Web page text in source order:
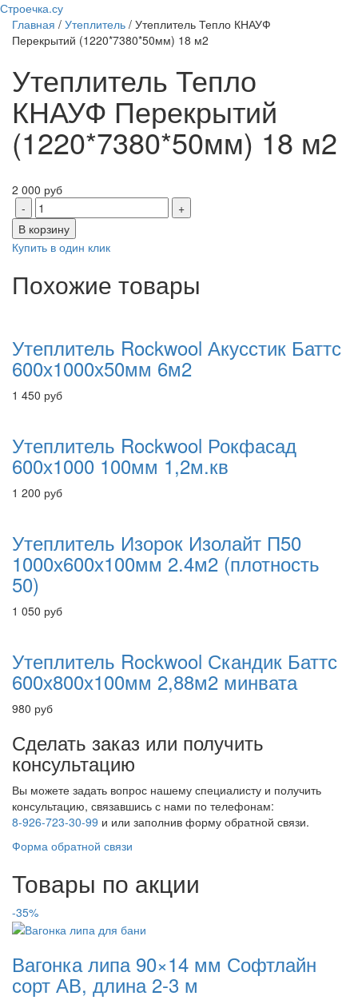
Строечка.су
Главная / Утеплитель / Утеплитель Тепло КНАУФ
Перекрытий (1220*7380*50мм) 18 м2
Утеплитель Тепло
КНАУФ Перекрытий
(1220*7380*50мм) 18 м2
2 000 руб
В корзину
Купить в один клик
Похожие товары
Утеплитель Rockwool Акусстик Баттс
600х1000х50мм 6м2
1 450 руб
Утеплитель Rockwool Рокфасад
600х1000 100мм 1,2м.кв
1 200 руб
Утеплитель Изорок Изолайт П50
1000х600х100мм 2.4м2 (плотность
50)
1 050 руб
Утеплитель Rockwool Скандик Баттс
600х800х100мм 2,88м2 минвата
980 руб
Сделать заказ или получить
консультацию
Вы можете задать вопрос нашему специалисту и получить
консультацию, связавшись с нами по телефонам:
8-926-723-30-99 и или заполнив форму обратной связи.
Форма обратной связи
Товары по акции
-35%
Вагонка липа 90×14 мм Софтлайн
сорт АВ, длина 2-3 м